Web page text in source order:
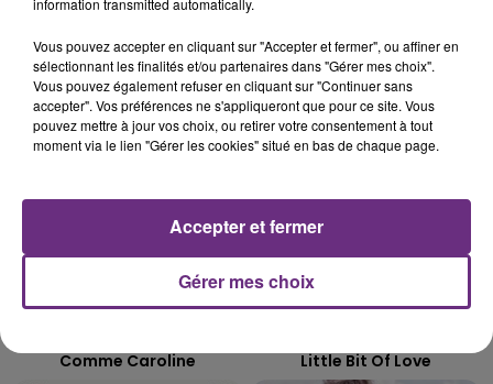
rémois. Le magasin JouéClub est contraint de
TITRES DIFFUSÉS
9h08
9h08
Comme Caroline
9h05
9h05
Little Bit Of Love
information transmitted automatically.
Vous pouvez accepter en cliquant sur "Accepter et fermer", ou affiner en
sélectionnant les finalités et/ou partenaires dans "Gérer mes choix".
Vous pouvez également refuser en cliquant sur "Continuer sans
accepter". Vos préférences ne s'appliqueront que pour ce site. Vous
pouvez mettre à jour vos choix, ou retirer votre consentement à tout
moment via le lien "Gérer les cookies" situé en bas de chaque page.
Gérer mes choix
Accepter et fermer